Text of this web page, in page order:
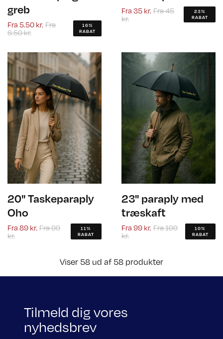
greb
Fra 5.50 kr. Fra
6.50 kr.
16%
RABAT
Fra 35 kr. Fra45
kr.
23%
RABAT
20" Taskeparaply
Oho
Fra 89 kr. Fra99
kr.
11%
RABAT
23" paraply med
træskaft
Fra 99 kr. Fra109
kr.
10%
RABAT
Viser 58 ud af 58 produkter
Tilmeld dig vores
nyhedsbrev